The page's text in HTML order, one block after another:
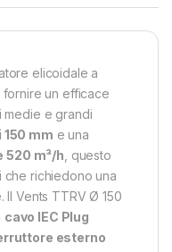
elicoidale a
un efficace
medie e grandi
mm e una
520 m³/h , questo
richiedono una
Vents TTRV Ø 150
cavo IEC Plug
esterno